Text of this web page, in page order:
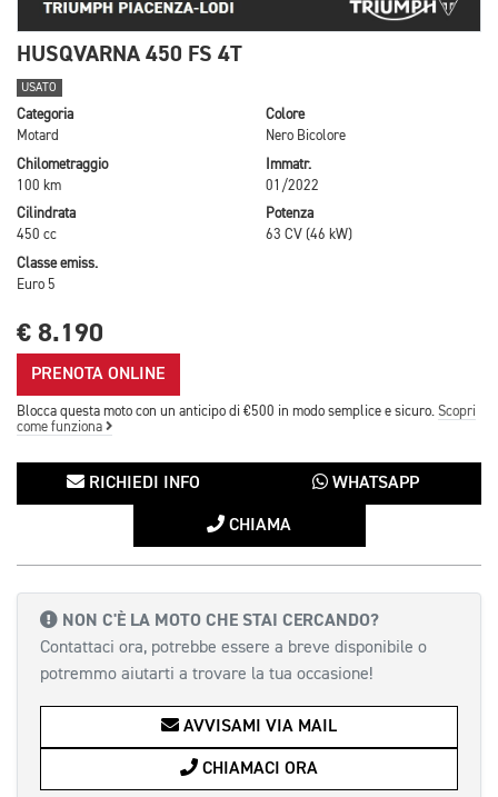
HUSQVARNA 450 FS 4T
USATO
Categoria
Motard
Colore
Nero Bicolore
Chilometraggio
100 km
Immatr.
01/2022
Cilindrata
450 cc
Potenza
63 CV (46 kW)
Classe emiss.
Euro 5
€ 8.190
PRENOTA ONLINE
Blocca questa moto con un anticipo di €500 in modo semplice e sicuro. Scopri
come funziona
RICHIEDI INFO WHATSAPP
CHIAMA
NON C'È LA MOTO CHE STAI CERCANDO?
Contattaci ora, potrebbe essere a breve disponibile o
potremmo aiutarti a trovare la tua occasione!
AVVISAMI VIA MAIL
CHIAMACI ORA